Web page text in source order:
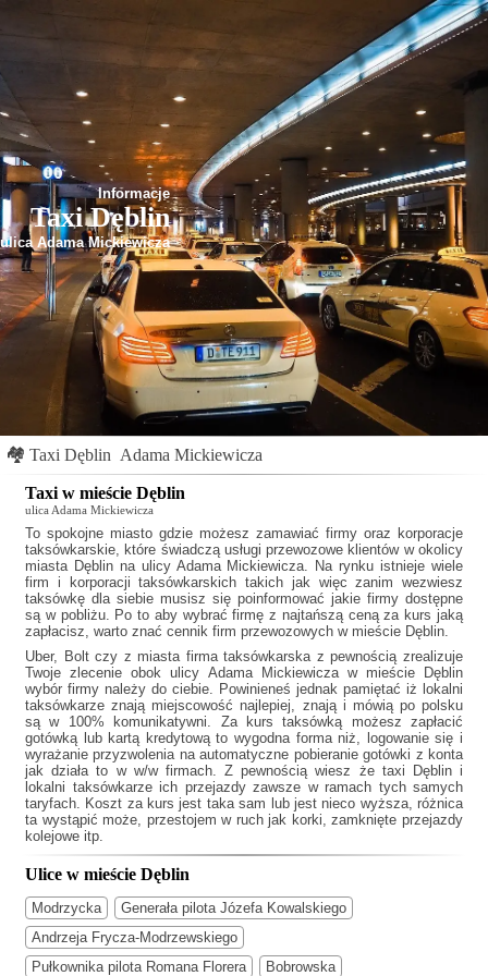
Informacje
Taxi Dęblin
ulica Adama Mickiewicza
🏘 Taxi Dęblin Adama Mickiewicza
Taxi w mieście Dęblin
ulica Adama Mickiewicza
To spokojne miasto gdzie możesz zamawiać firmy oraz korporacje
taksówkarskie, które świadczą usługi przewozowe klientów w okolicy
miasta Dęblin na ulicy Adama Mickiewicza. Na rynku istnieje wiele
firm i korporacji taksówkarskich takich jak więc zanim wezwiesz
taksówkę dla siebie musisz się poinformować jakie firmy dostępne
są w pobliżu. Po to aby wybrać firmę z najtańszą ceną za kurs jaką
zapłacisz, warto znać cennik firm przewozowych w mieście Dęblin.
Uber, Bolt czy z miasta firma taksówkarska z pewnością zrealizuje
Twoje zlecenie obok ulicy Adama Mickiewicza w mieście Dęblin
wybór firmy należy do ciebie. Powinieneś jednak pamiętać iż lokalni
taksówkarze znają miejscowość najlepiej, znają i mówią po polsku
są w 100% komunikatywni. Za kurs taksówką możesz zapłacić
gotówką lub kartą kredytową to wygodna forma niż, logowanie się i
wyrażanie przyzwolenia na automatyczne pobieranie gotówki z konta
jak działa to w w/w firmach. Z pewnością wiesz że taxi Dęblini
lokalni taksówkarze ich przejazdy zawsze w ramach tych samych
taryfach. Koszt za kurs jest taka sam lub jest nieco wyższa, różnica
ta wystąpić może, przestojem w ruch jak korki, zamknięte przejazdy
kolejowe itp.
Ulice w mieście Dęblin
Modrzycka
Generała pilota Józefa Kowalskiego
Andrzeja Frycza-Modrzewskiego
Pułkownika pilota Romana Florera
Bobrowska